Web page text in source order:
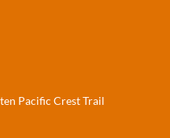
Pacific Crest Trail